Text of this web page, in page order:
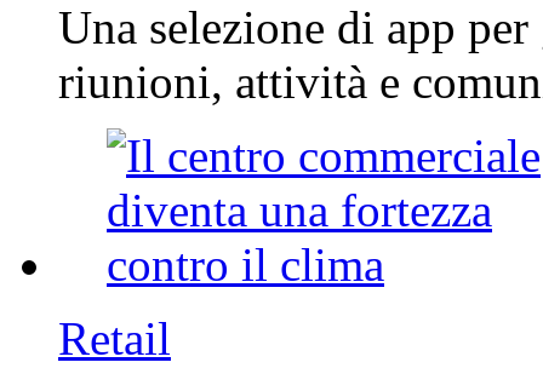
Una selezione di app
riunioni, attività e
Retail